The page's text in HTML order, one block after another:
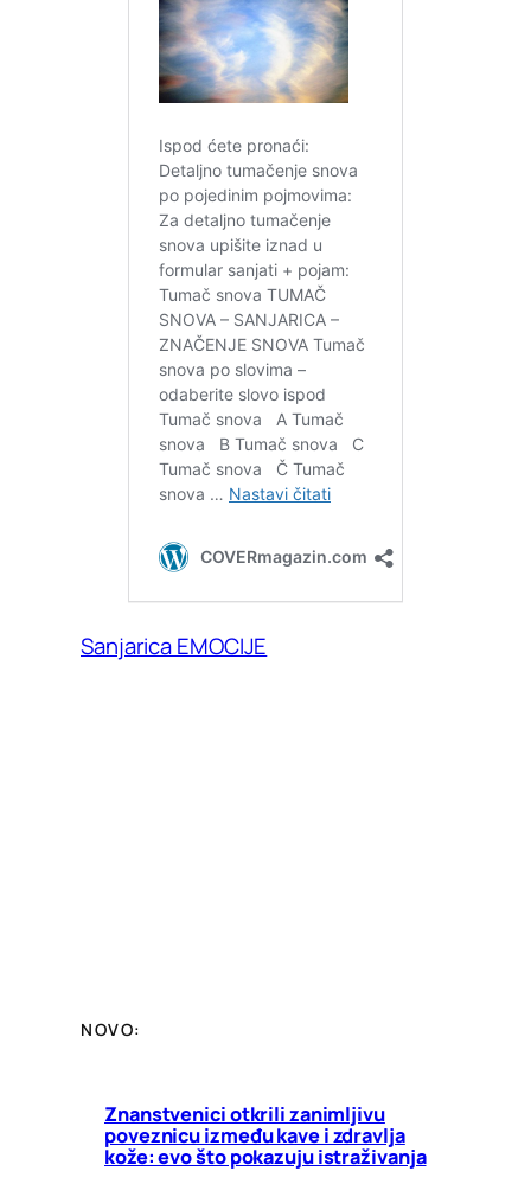
Sanjarica EMOCIJE
NOVO:
Znanstvenici otkrili zanimljivu
poveznicu između kave i zdravlja
kože: evo što pokazuju istraživanja